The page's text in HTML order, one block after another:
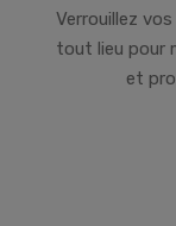
Verrouillez
tout lieu pour
et